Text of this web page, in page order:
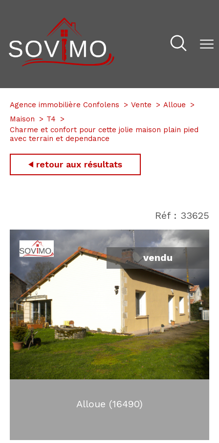
Agence immobilière Confolens Vente
Alloue
Maison
T4
Charme et confort pour cette jolie maison plain pied
avec terrain et dependance
retour aux résultats
Réf : 33625
vendu
Alloue (16490)